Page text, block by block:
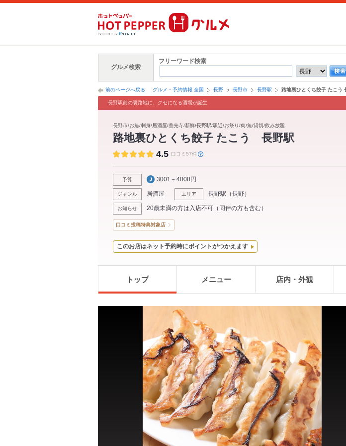
グルメ検索
フリーワード検索
前のページへ戻る グルメ・予約情報 全国 長野 長野市 長野駅 路地裏ひとくち餃子 たこう
長野駅前の裏路地に、クセになる酒場が誕生
長野市/お魚/刺身/居酒屋/善光寺/新鮮/長野駅/駅近/お祭り/肉/魚/貸切/飲み放題
路地裏ひとくち餃子 たこう 長野駅
4.5 口コミ57件
予算 3001～4000円
ジャンル 居酒屋 エリア 長野駅 （長野）
お知らせ 20歳未満の方は入店不可（同伴の方も含む）
口コミ投稿特典対象店
このお店はネット予約時にポイントがつかえます
トップ メニュー 店内・外観